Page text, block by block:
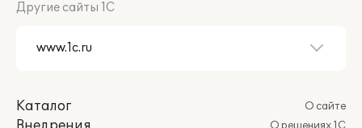
Другие сайты 1С
Каталог
О сайте